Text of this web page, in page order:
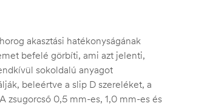
akasztási hatékonyságának
befelé görbíti, ami azt jelenti,
sokoldalú anyagot
beleértve a slip D szereléket, a
zsugorcső 0,5 mm-es, 1,0 mm-es és